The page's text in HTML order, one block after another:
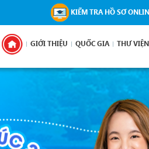
KIỂM TRA HỒ SƠ
GIỚI THIỆU QUỐC GIA THƯ VIỆN